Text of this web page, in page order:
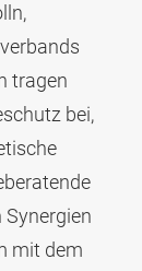
tragen
bei,
Synergien
mit dem